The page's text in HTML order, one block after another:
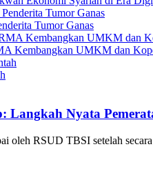
Tumor Ganas
Kembangkan UMKM dan
Langkah Nyata
oleh RSUD TBSI setelah